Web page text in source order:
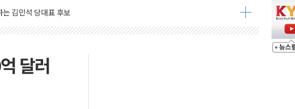
는 김민석 당대표 후보
주, 제주·인천 경선 결과 발표...김민석 47.75% 정청래 42.08%
민주, 제주 경선 결과 발표...김민석 52.64% 정청래 39.89% 송영길 7.47%
국내 주요 금융일정(8.10~8.14)
달러